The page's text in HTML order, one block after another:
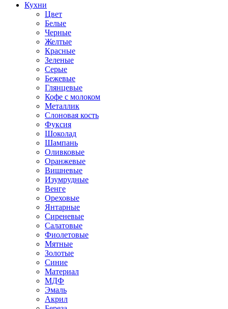
Кухни
Цвет
Белые
Черные
Желтые
Красные
Зеленые
Серые
Бежевые
Глянцевые
Кофе с молоком
Металлик
Слоновая кость
Фуксия
Шоколад
Шампань
Оливковые
Оранжевые
Вишневые
Изумрудные
Венге
Ореховые
Янтарные
Сиреневые
Салатовые
Фиолетовые
Мятные
Золотые
Синие
Материал
МДФ
Эмаль
Акрил